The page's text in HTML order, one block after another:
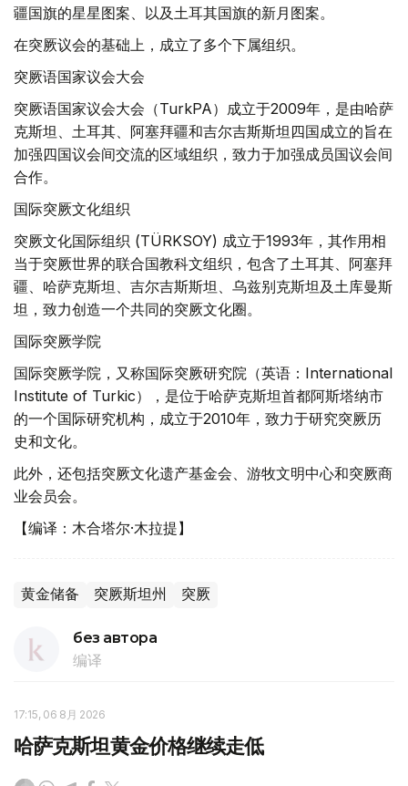
疆国旗的星星图案、以及土耳其国旗的新月图案。
在突厥议会的基础上，成立了多个下属组织。
突厥语国家议会大会
突厥语国家议会大会（TurkPA）成立于2009年，是由哈萨
克斯坦、土耳其、阿塞拜疆和吉尔吉斯斯坦四国成立的旨在
加强四国议会间交流的区域组织，致力于加强成员国议会间
合作。
国际突厥文化组织
突厥文化国际组织 (TÜRKSOY) 成立于1993年，其作用相
当于突厥世界的联合国教科文组织，包含了土耳其、阿塞拜
疆、哈萨克斯坦、吉尔吉斯斯坦、乌兹别克斯坦及土库曼斯
坦，致力创造一个共同的突厥文化圈。
国际突厥学院
国际突厥学院，又称国际突厥研究院（英语：International
Institute of Turkic），是位于哈萨克斯坦首都阿斯塔纳市
的一个国际研究机构，成立于2010年，致力于研究突厥历
史和文化。
此外，还包括突厥文化遗产基金会、游牧文明中心和突厥商
业会员会。
【编译：木合塔尔·木拉提】
黄金储备 突厥斯坦州 突厥
без автора
编译
17:15, 06 8月 2026
哈萨克斯坦黄金价格继续走低